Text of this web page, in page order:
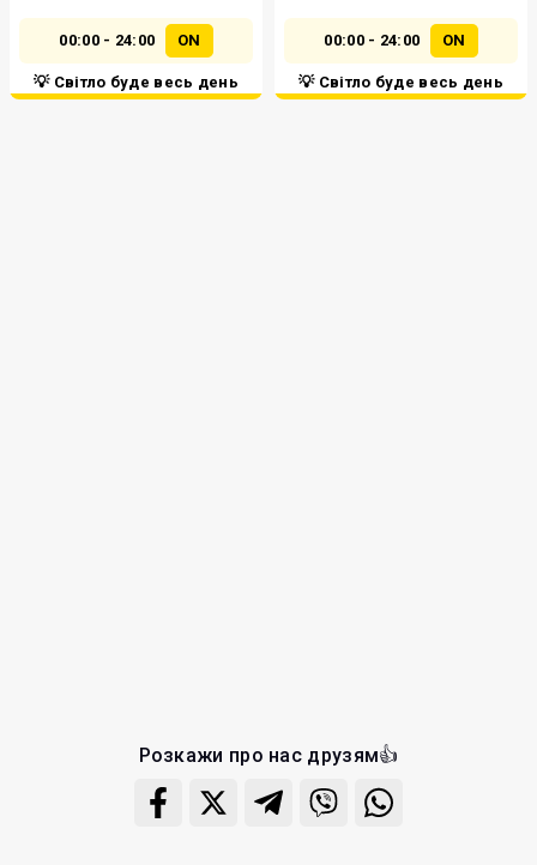
00:00 - 24:00 ON
💡 Світло буде весь день
00:00 - 24:00 ON
💡 Світло буде весь день
Розкажи про нас друзям👍